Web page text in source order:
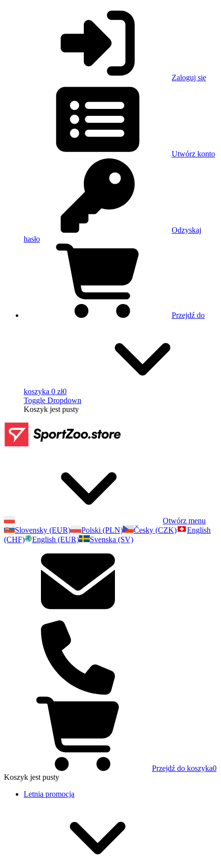
Zaloguj się
Utwórz konto
Odzyskaj
hasło
Przejdź do
koszyka 0 zł0
Toggle Dropdown
Koszyk jest pusty
Otwórz menu
Slovensky (EUR)
Polski (PLN) Česky (CZK)
English
(CHF)
English (EUR) Svenska (SV)
Przejdź do koszyka0
Koszyk jest pusty
Letnia promocja